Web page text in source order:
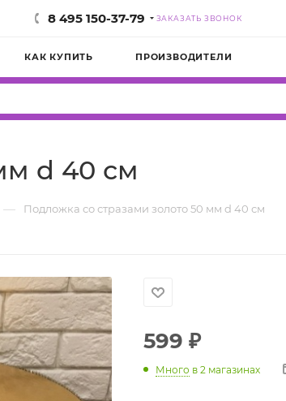
8 495 150-37-79 ЗАКАЗАТЬ ЗВОНОК
КАК КУПИТЬ ПРОИЗВОДИТЕЛИ
d 40 см
— Подложка со стразами золото 50 мм d 40 см
599 ₽
Много в 2 магазинах